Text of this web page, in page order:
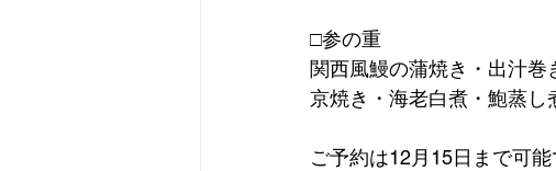
□参の重
関西風鰻の蒲焼き・出汁
京焼き・海老白煮・鮑蒸し
ご予約は12月15日まで可能